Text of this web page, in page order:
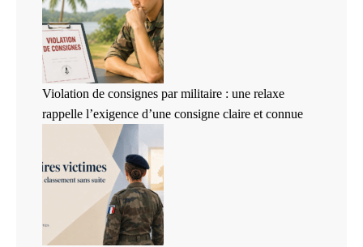
Violation de consignes par militaire : une relaxe
rappelle l’exigence d’une consigne claire et connue